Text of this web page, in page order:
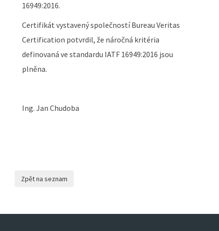
16949:2016.
Certifikát vystavený společností Bureau Veritas
Certification potvrdil, že náročná kritéria
definovaná ve standardu IATF 16949:2016 jsou
plněna.
Ing. Jan Chudoba